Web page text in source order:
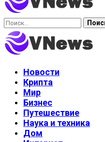
Найти:
Новости
Крипта
Мир
Бизнес
Путешествие
Наука и техника
Дом